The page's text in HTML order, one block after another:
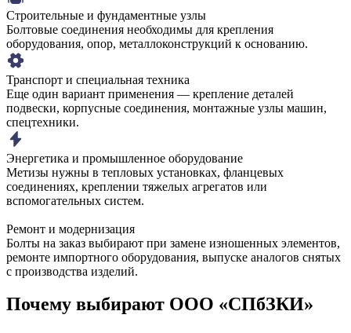
Строительные и фундаментные узлы
Болтовые соединения необходимы для крепления
оборудования, опор, металлоконструкций к основанию.
Транспорт и специальная техника
Еще один вариант применения — крепление деталей
подвески, корпусные соединения, монтажные узлы машин,
спецтехники.
Энергетика и промышленное оборудование
Метизы нужны в тепловых установках, фланцевых
соединениях, креплении тяжелых агрегатов или
вспомогательных систем.
Ремонт и модернизация
Болты на заказ выбирают при замене изношенных элементов,
ремонте импортного оборудования, выпуске аналогов снятых
с производства изделий.
Почему выбирают ООО «СПбЗКИ»